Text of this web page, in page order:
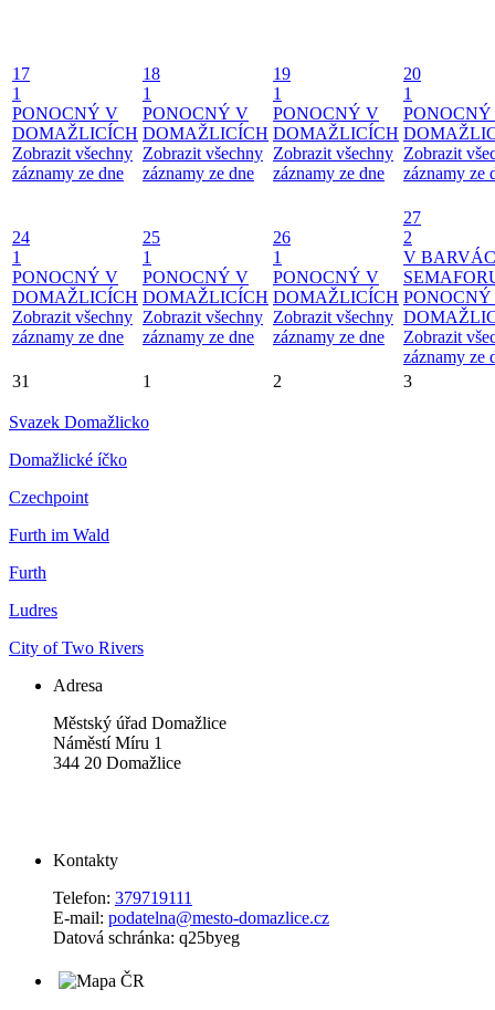
17
1
PONOCNÝ V
DOMAŽLICÍCH
Zobrazit všechny
záznamy ze dne
18
1
PONOCNÝ V
DOMAŽLICÍCH
Zobrazit všechny
záznamy ze dne
19
1
PONOCNÝ V
DOMAŽLICÍCH
Zobrazit všechny
záznamy ze dne
20
1
Zobrazit
záznamy ze
24
1
PONOCNÝ V
DOMAŽLICÍCH
Zobrazit všechny
záznamy ze dne
25
1
PONOCNÝ V
DOMAŽLICÍCH
Zobrazit všechny
záznamy ze dne
26
1
PONOCNÝ V
DOMAŽLICÍCH
Zobrazit všechny
záznamy ze dne
27
2
V
Zobrazit
záznamy ze
31
1 2 3
Svazek Domažlicko
Domažlické íčko
Czechpoint
Furth im Wald
Furth
Ludres
City of Two Rivers
Adresa
Městský úřad Domažlice
Náměstí Míru 1
344 20 Domažlice
Kontakty
Telefon: 379719111
E-mail: podatelna@mesto-domazlice.cz
Datová schránka: q25byeg